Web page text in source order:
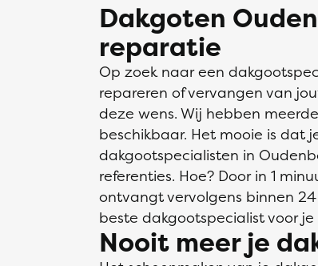
Dakgoten
reparatie
Op zoek naar een
repareren of vervangen van
deze wens. Wij hebben
beschikbaar. Het mooie is dat
dakgootspecialisten in
referenties. Hoe? Door in 1
ontvangt vervolgens binnen
beste dakgootspecialist voor je
Nooit meer je